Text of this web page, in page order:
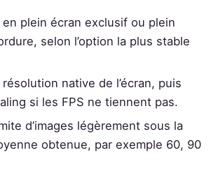
en plein écran exclusif ou plein
selon l’option la plus stable
native de l’écran, puis
si les FPS ne tiennent pas.
d’images légèrement sous la
obtenue, par exemple 60, 90